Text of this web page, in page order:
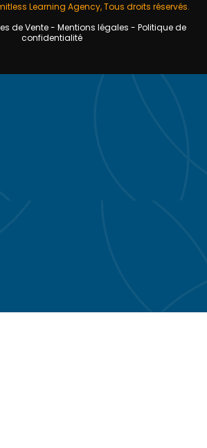
Learning Agency, Tous droits réservés.
de Vente- Mentions légales - Politique de
confidentialité